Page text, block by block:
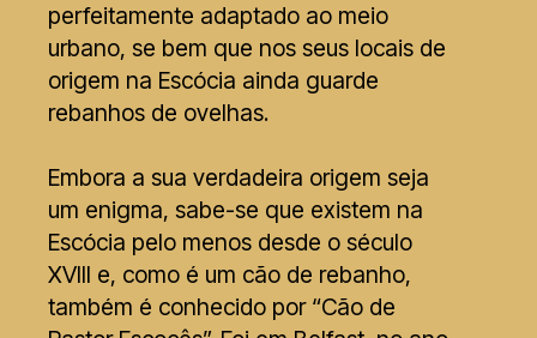
perfeitamente adaptado ao meio
urbano, se bem que nos seus locais de
origem na Escócia ainda guarde
rebanhos de ovelhas.
Embora a sua verdadeira origem seja
um enigma, sabe-se que existem na
Escócia pelo menos desde o século
XVIII e, como é um cão de rebanho,
também é conhecido por “Cão de